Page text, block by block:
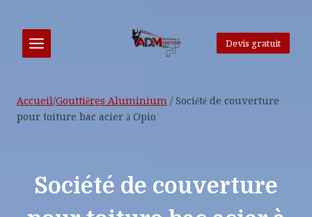
contenu
Devis gratuit
Accueil/Gouttières Aluminium / Société de couverture
pour toiture bac acier à Opio
Société de couverture